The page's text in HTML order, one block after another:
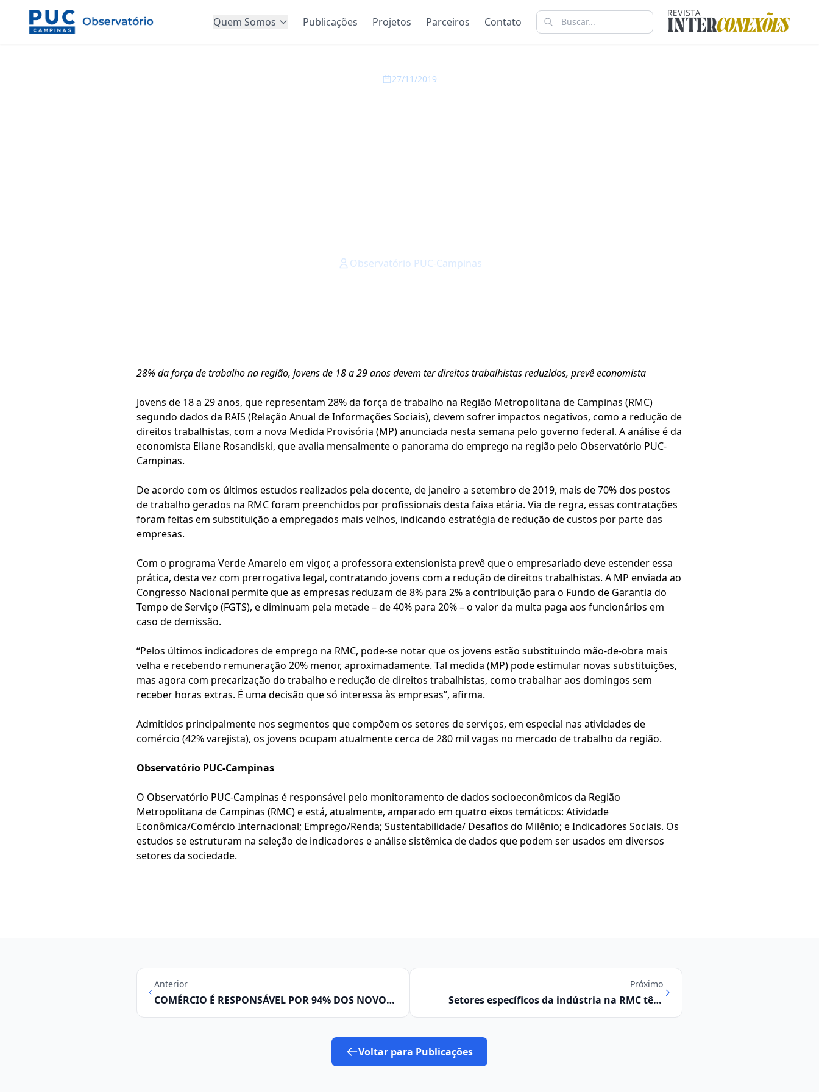
Quem Somos Publicações Projetos Parceiros Contato
27/11/2019
Observatório PUC-Campinas
28% da força de trabalho na região, jovens de 18 a 29 anos devem ter direitos trabalhistas reduzidos, prevê economista
Jovens de 18 a 29 anos, que representam 28% da força de trabalho na Região Metropolitana de Campinas (RMC)
segundo dados da RAIS (Relação Anual de Informações Sociais), devem sofrer impactos negativos, como a redução de
direitos trabalhistas, com a nova Medida Provisória (MP) anunciada nesta semana pelo governo federal. A análise é da
economista Eliane Rosandiski, que avalia mensalmente o panorama do emprego na região pelo Observatório PUC-
Campinas.
De acordo com os últimos estudos realizados pela docente, de janeiro a setembro de 2019, mais de 70% dos postos
de trabalho gerados na RMC foram preenchidos por profissionais desta faixa etária. Via de regra, essas contratações
foram feitas em substituição a empregados mais velhos, indicando estratégia de redução de custos por parte das
empresas.
Com o programa Verde Amarelo em vigor, a professora extensionista prevê que o empresariado deve estender essa
prática, desta vez com prerrogativa legal, contratando jovens com a redução de direitos trabalhistas. A MP enviada ao
Congresso Nacional permite que as empresas reduzam de 8% para 2% a contribuição para o Fundo de Garantia do
Tempo de Serviço (FGTS), e diminuam pela metade – de 40% para 20% – o valor da multa paga aos funcionários em
caso de demissão.
“Pelos últimos indicadores de emprego na RMC, pode-se notar que os jovens estão substituindo mão-de-obra mais
velha e recebendo remuneração 20% menor, aproximadamente. Tal medida (MP) pode estimular novas substituições,
mas agora com precarização do trabalho e redução de direitos trabalhistas, como trabalhar aos domingos sem
receber horas extras. É uma decisão que só interessa às empresas”, afirma.
Admitidos principalmente nos segmentos que compõem os setores de serviços, em especial nas atividades de
comércio (42% varejista), os jovens ocupam atualmente cerca de 280 mil vagas no mercado de trabalho da região.
Observatório PUC-Campinas
O Observatório PUC-Campinas é responsável pelo monitoramento de dados socioeconômicos da Região
Metropolitana de Campinas (RMC) e está, atualmente, amparado em quatro eixos temáticos: Atividade
Econômica/Comércio Internacional; Emprego/Renda; Sustentabilidade/ Desafios do Milênio; e Indicadores Sociais. Os
estudos se estruturam na seleção de indicadores e análise sistêmica de dados que podem ser usados em diversos
setores da sociedade.
Anterior
COMÉRCIO É RESPONSÁVEL POR 94% DOS NOVOS
POSTOS DE TRABALHO GERADOS NA RMC EM
Próximo
Setores específicos da indústria na RMC têm
crescimento durante a pandemia
Voltar para Publicações